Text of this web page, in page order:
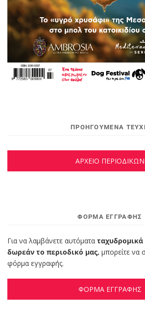
ΠΡΟΗΓΟΥΜΕΝΑ
ΑΡΧΕΙΟ ΠΕΡΙΟΔΙΚΩΝ
ΦΌΡΜΑ ΕΓΓΡΑΦΉΣ
Για να λαμβάνετε αυτόματα
δωρεάν το περιοδικό μας, μπορείτε να
φόρμα εγγραφής.
ΦΟΡΜΑ ΕΓΓΡΑΦΗΣ